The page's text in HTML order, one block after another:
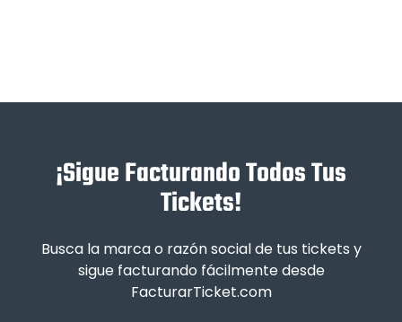
¡Sigue Facturando Todos Tus
Tickets!
Busca la marca o razón social de tus tickets y
sigue facturando fácilmente desde
FacturarTicket.com